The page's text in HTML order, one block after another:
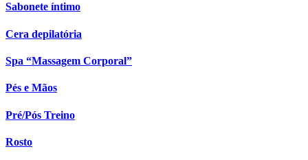
Sabonete íntimo
Cera depilatória
Spa “Massagem Corporal”
Pés e Mãos
Pré/Pós Treino
Rosto